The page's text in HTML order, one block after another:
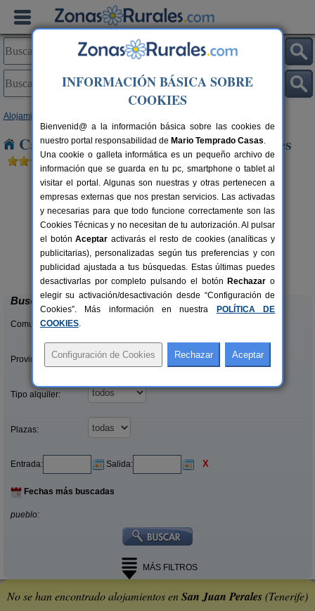
Alojamientos
Casas Rurales cerca de San Juan Perales
12 pers.
desde30 €
Hotel Rural La Raya
Guímar (Tenerife)
Buscar
Comunidades:
Provincias/Islas:
Tipo alquiler:
Plazas:
Entrada: Salida: X
Fechas más buscadas
pueblo:
MÁS FILTROS
No se han encontrado alojamientos enSan Juan Perales(Tenerife)
INFORMACIÓN BÁSICA SOBRE
COOKIES
Bienvenid@ a la información básica sobre las cookies de
nuestro portal responsabilidad de Mario Temprado Casas.
Una cookie o galleta informática es un pequeño archivo de
información que se guarda en tu pc, smartphone o tablet al
visitar el portal. Algunas son nuestras y otras pertenecen a
empresas externas que nos prestan servicios. Las activadas
y necesarias para que todo funcione correctamente son las
Cookies Técnicas y no necesitan de tu autorización. Al pulsar
el botónAceptar activarás el resto de cookies (analíticas y
publicitarias), personalizadas según tus preferencias y con
publicidad ajustada a tus búsquedas. Estas últimas puedes
desactivarlas por completo pulsando el botón Rechazar o
elegir su activación/desactivación desde “Configuración de
Cookies”. Más información en nuestra
POLÍTICA DE
COOKIES.